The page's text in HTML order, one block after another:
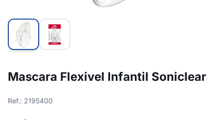
Mascara Flexivel Infantil Soniclear
Ref.: 2195400